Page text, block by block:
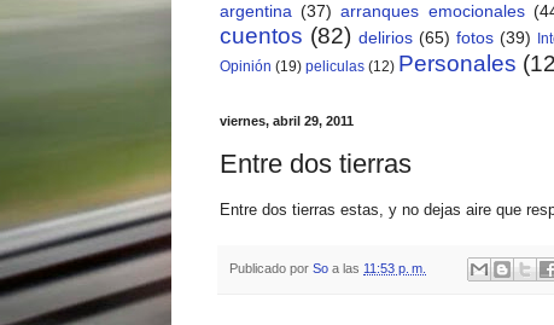
argentina (37) arranques emocionales
cuentos (82) delirios (65) fotos (39)
Opinión (19) peliculas (12) Personales
viernes, abril 29, 2011
Entre dos tierras
Entre dos tierras estas, y no dejas aire que
Publicado por So a las 11:53 p. m.